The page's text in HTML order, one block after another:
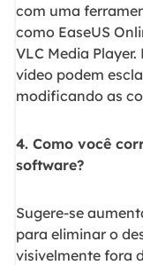
com uma
como EaseUS
VLC Media
vídeo podem
modificando as
4. Como você
software?
Sugere-se
para eliminar o
visivelmente fora